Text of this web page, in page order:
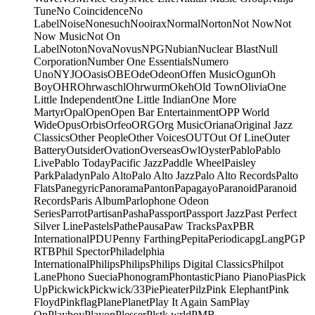
TuneNo CoincidenceNo
LabelNoiseNonesuchNooiraxNormalNortonNot NowNot
Now MusicNot On
LabelNotonNovaNovusNPGNubianNuclear BlastNull
CorporationNumber One EssentialsNumero
UnoNYJOOasisOBEOdeOdeonOffen MusicOgunOh
BoyOHROhrwaschlOhrwurmOkehOld TownOliviaOne
Little IndependentOne Little IndianOne More
MartyrOpalOpenOpen Bar EntertainmentOPP World
WideOpusOrbisOrfeoORGOrg MusicOrianaOriginal Jazz
ClassicsOther PeopleOther VoicesOUTOut Of LineOuter
BatteryOutsiderOvationOverseasOwlOysterPabloPablo
LivePablo TodayPacific JazzPaddle WheelPaisley
ParkPaladynPalo AltoPalo Alto JazzPalo Alto RecordsPalto
FlatsPanegyricPanoramaPantonPapagayoParanoidParanoid
RecordsParis AlbumParlophone Odeon
SeriesParrotPartisanPashaPassportPassport JazzPast Perfect
Silver LinePastelsPathePausaPaw TracksPaxPBR
InternationalPDUPenny FarthingPepitaPeriodicapgLangPGP
RTBPhil SpectorPhiladelphia
InternationalPhilipsPhilipsPhilips Digital ClassicsPhilpot
LanePhono SueciaPhonogramPhontasticPiano PianoPiasPick
UpPickwickPickwick/33PiePieaterPilzPink ElephantPink
FloydPinkflagPlanePlanetPlay It Again SamPlay